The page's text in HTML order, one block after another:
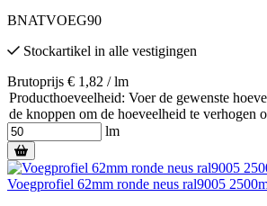
BNATVOEG90
Stockartikel in alle vestigingen
Brutoprijs € 1,82 / lm
Producthoeveelheid: Voer de gewenste
de knoppen om de hoeveelheid te verhogen
lm
Voegprofiel 62mm ronde neus ral9005